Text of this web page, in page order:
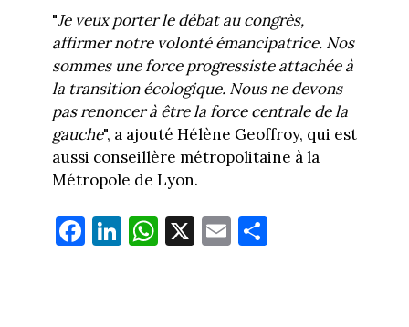
"Je veux porter le débat au congrès,
affirmer notre volonté émancipatrice. Nos
sommes une force progressiste attachée à
la transition écologique. Nous ne devons
pas renoncer à être la force centrale de la
gauche", a ajouté Hélène Geoffroy, qui est
aussi conseillère métropolitaine à la
Métropole de Lyon.
Fa
ce
Li
nk
W
ha
X E
m
Pa
rt